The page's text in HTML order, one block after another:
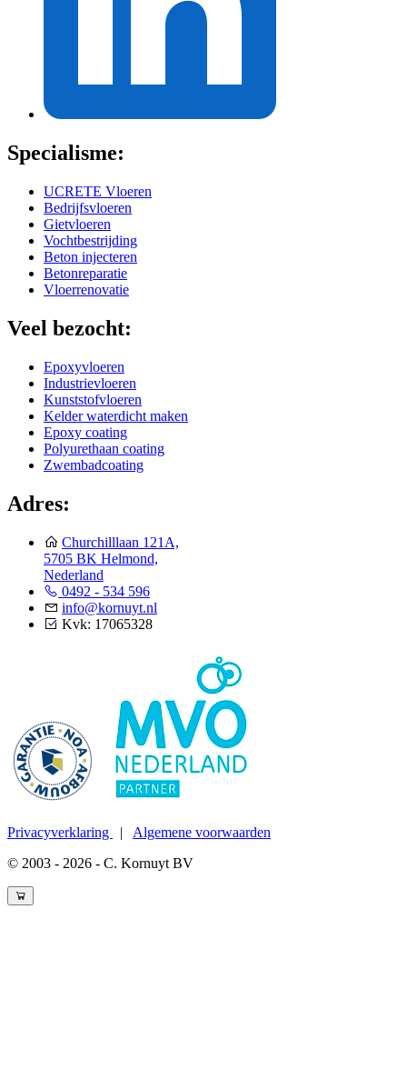
Specialisme:
UCRETE Vloeren
Bedrijfsvloeren
Gietvloeren
Vochtbestrijding
Beton injecteren
Betonreparatie
Vloerrenovatie
Veel bezocht:
Epoxyvloeren
Industrievloeren
Kunststofvloeren
Kelder waterdicht maken
Epoxy coating
Polyurethaan coating
Zwembadcoating
Adres:
Churchilllaan 121A,
5705 BK Helmond,
Nederland
0492 - 534 596
info@kornuyt.nl
Kvk: 17065328
Privacyverklaring | Algemene voorwaarden
© 2003 - 2026 - C. Kornuyt BV